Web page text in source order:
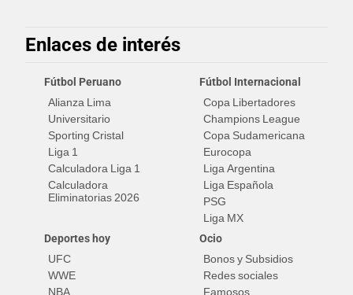
Enlaces de interés
Fútbol Peruano
Alianza Lima
Universitario
Sporting Cristal
Liga 1
Calculadora Liga 1
Calculadora
Eliminatorias 2026
Fútbol Internacional
Copa Libertadores
Champions League
Copa Sudamericana
Eurocopa
Liga Argentina
Liga Española
PSG
Liga MX
Deportes hoy
UFC
WWE
NBA
Ocio
Bonos y Subsidios
Redes sociales
Famosos